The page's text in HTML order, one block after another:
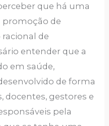
que há uma
promoção de
de
entender que a
em saúde,
de forma
docentes, gestores e
pela